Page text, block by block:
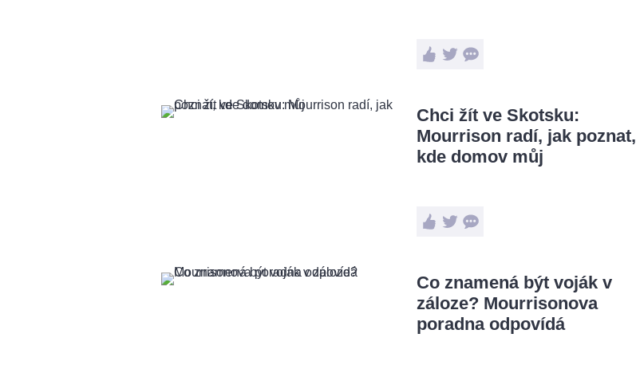
Chci žít ve Skotsku:
Mourrison radí, jak poznat,
kde domov můj
Co znamená být voják v
záloze? Mourrisonova
poradna odpovídá